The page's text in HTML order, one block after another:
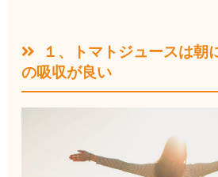
１、トマトジュースは朝
の吸収が良い